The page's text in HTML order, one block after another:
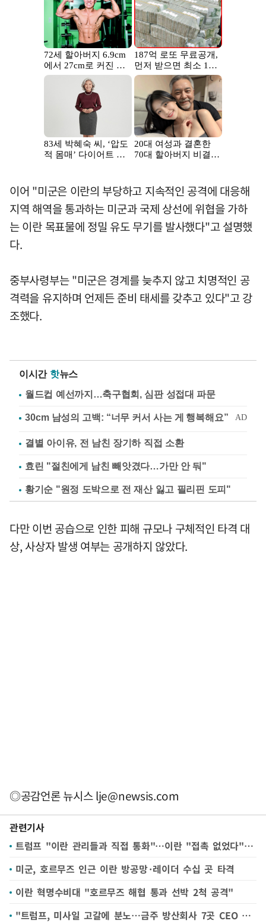
이어 "미군은 이란의 부당하고 지속적인 공격에 대응해
지역 해역을 통과하는 미군과 국제 상선에 위협을 가하
는 이란 목표물에 정밀 유도 무기를 발사했다"고 설명했
다.
중부사령부는 "미군은 경계를 늦추지 않고 치명적인 공
격력을 유지하며 언제든 준비 태세를 갖추고 있다"고 강
조했다.
이시간 핫뉴스
월드컵 예선까지…축구협회, 심판 성접대 파문
결별 아이유, 전 남친 장기하 직접 소환
효린 "절친에게 남친 빼앗겼다…가만 안 둬"
황기순 "원정 도박으로 전 재산 잃고 필리핀 도피"
다만 이번 공습으로 인한 피해 규모나 구체적인 타격 대
상, 사상자 발생 여부는 공개하지 않았다.
◎공감언론 뉴시스lje@newsis.com
관련기사
트럼프 "이란 관리들과 직접 통화"…이란 "접촉 없었다" 부인(종합)
미군, 호르무즈 인근 이란 방공망·레이더 수십 곳 타격
이란 혁명수비대 "호르무즈 해협 통과 선박 2척 공격"
"트럼프, 미사일 고갈에 분노…금주 방산회사 7곳 CEO 소집"